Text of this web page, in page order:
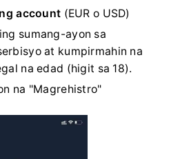
account (EUR o USD)
sumang-ayon sa
at kumpirmahin na
na edad (higit sa 18).
na "Magrehistro"